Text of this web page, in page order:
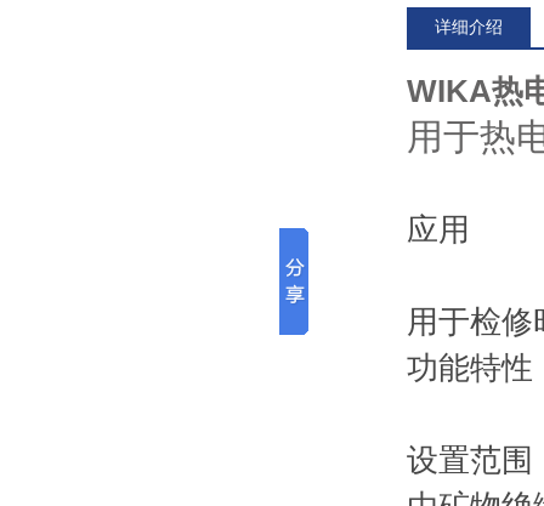
详细介绍
WIKA热
用于热
应用
用于检
功能特性
设置范围